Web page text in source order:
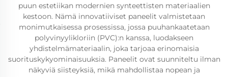
puun estetiikan modernien synteettisten materiaalien
kestoon. Nämä innovatiiviset paneelit valmistetaan
monimutkaisessa prosessissa, jossa puuhankaatetaan
polyvinyylikloriin (PVC):n kanssa, luodakseen
yhdistelmämateriaalin, joka tarjoaa erinomaisia
suorituskykyominaisuuksia. Paneelit ovat suunniteltu ilman
näkyviä siisteyksiä, mikä mahdollistaa nopean ja